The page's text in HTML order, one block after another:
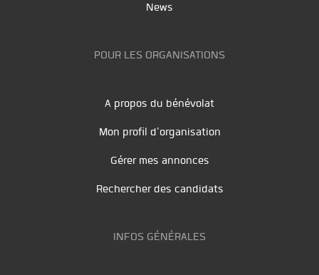
News
POUR LES ORGANISATIONS
A propos du bénévolat
Mon profil d'organisation
Gérer mes annonces
Rechercher des candidats
INFOS GÉNÉRALES